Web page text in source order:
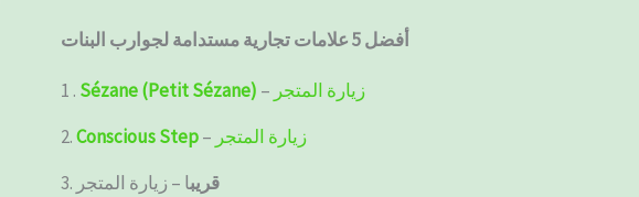
أفضل 5 علامات تجارية مستدامة لجوارب البنات
1 . Sézane (Petit Sézane) – زيارة المتجر
2.Conscious Step– زيارة المتجر
3.
قريبا – زيارة المتجر